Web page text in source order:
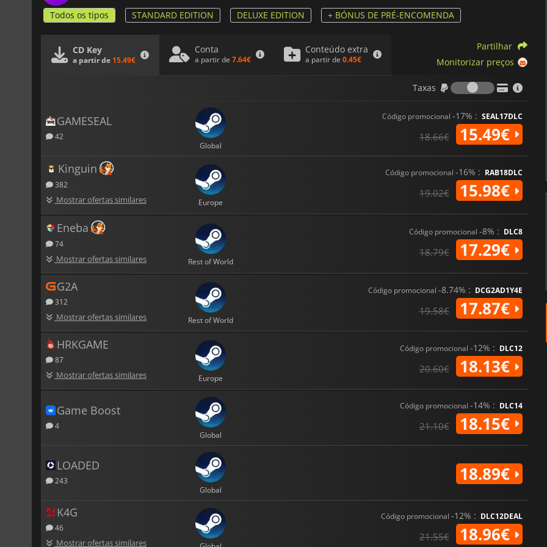
Todos os tipos STANDARD EDITION DELUXE EDITION + BÓNUS DE PRÉ-ENCOMENDA
CD Key
a partir de 15.49€
Conta
a partir de 7.64€
Conteúdo extra
a partir de 0.45€
Partilhar
Monitorizar preços
Taxas
Taxas
GAMESEAL
42
Global
Código promocional -17% : SEAL17DLC
18.66€ 15.49€
Kinguin
382
Mostrar ofertas similares Europe
Código promocional -16% : RAB18DLC
19.02€ 15.98€
Eneba
74
Mostrar ofertas similares Rest of World
Código promocional -8% : DLC8
18.79€ 17.29€
G2A
312
Mostrar ofertas similares Rest of World
Código promocional -8.74% : DCG2AD1Y4E
19.58€ 17.87€
HRKGAME
87
Mostrar ofertas similares Europe
Código promocional -12% : DLC12
20.60€ 18.13€
Game Boost
4
Global
Código promocional -14% : DLC14
21.10€ 18.15€
LOADED
243
Global
18.89€
K4G
46
Mostrar ofertas similares
Código promocional -12% : DLC12DEAL
21.55€ 18.96€